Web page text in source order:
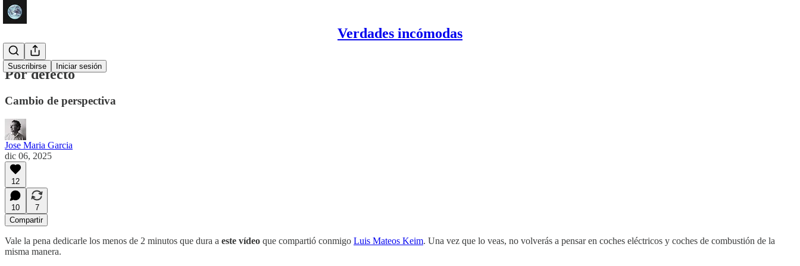
Verdades incómodas
Suscribirse Iniciar sesión
Por defecto
Cambio de perspectiva
Jose Maria Garcia
dic 06, 2025
12
10
7
Compartir
Vale la pena dedicarle los menos de 2 minutos que dura a este vídeo que compartió conmigo Luis Mateos Keim. Una vez que lo veas, no volverás a pensar en coches eléctricos y coches de combustión de la
misma manera.